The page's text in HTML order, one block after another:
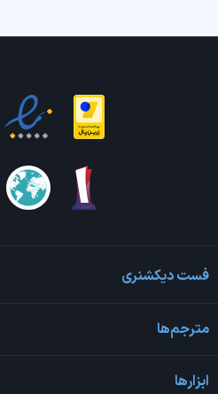
فست دیکشنری
مترجم‌ها
ابزارها